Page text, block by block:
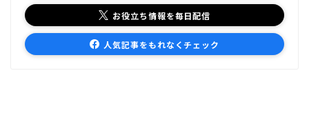
お役立ち情報を毎日配信
人気記事をもれなくチェック